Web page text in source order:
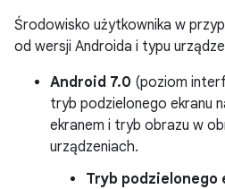
Środowisko użytkownika w
od wersji Androida i typu
Android 7.0 (poziom
tryb podzielonego ekranu
ekranem i tryb obrazu w
urządzeniach.
Tryb podzielonego